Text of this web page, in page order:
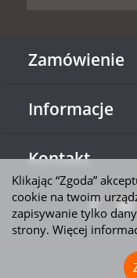
Zamówienie
Informacje
Kontakt
Klikając “Zgoda”
cookie na twoim
zapisywanie tylko
strony. Więcej